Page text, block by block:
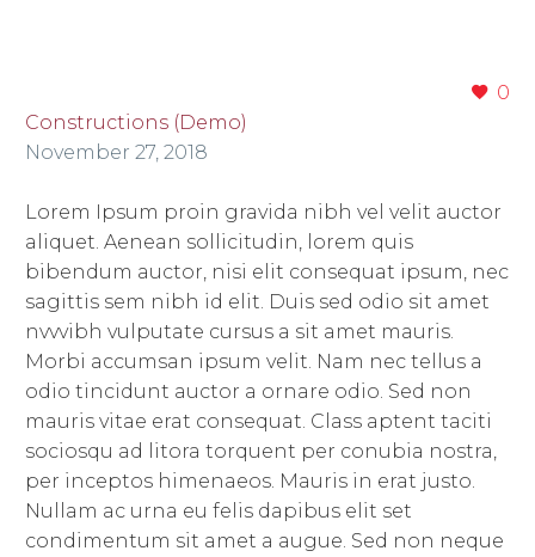
0
Constructions (Demo)
November 27, 2018
Lorem Ipsum proin gravida nibh vel velit auctor
aliquet. Aenean sollicitudin, lorem quis
bibendum auctor, nisi elit consequat ipsum, nec
sagittis sem nibh id elit. Duis sed odio sit amet
nvvvibh vulputate cursus a sit amet mauris.
Morbi accumsan ipsum velit. Nam nec tellus a
odio tincidunt auctor a ornare odio. Sed non
mauris vitae erat consequat. Class aptent taciti
sociosqu ad litora torquent per conubia nostra,
per inceptos himenaeos. Mauris in erat justo.
Nullam ac urna eu felis dapibus elit set
condimentum sit amet a augue. Sed non neque